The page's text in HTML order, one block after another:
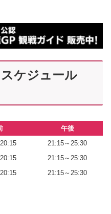
ケジュール
午後
21:15～25:30
21:15～25:30
21:15～25:30